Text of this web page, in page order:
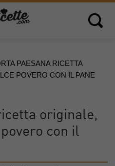
Open
PAESANA RICETTA
POVERO CON IL PANE
originale,
con il